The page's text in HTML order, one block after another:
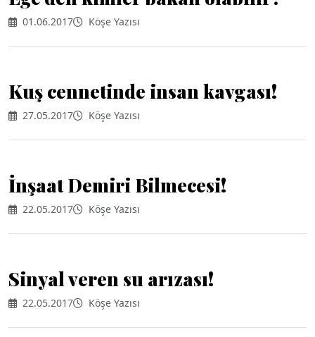
01.06.2017 Köşe Yazısı
Kuş cennetinde insan kavgası!
27.05.2017 Köşe Yazısı
İnşaat Demiri Bilmecesi!
22.05.2017 Köşe Yazısı
Sinyal veren su arızası!
22.05.2017 Köşe Yazısı